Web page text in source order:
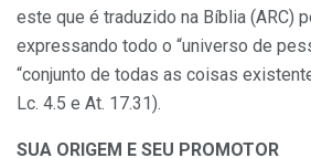
este que é traduzido na Bíblia (ARC)
expressando todo o “universo de
“conjunto de todas as coisas
Lc. 4.5 e At. 17.31).
SUA ORIGEM E SEU PROMOTOR